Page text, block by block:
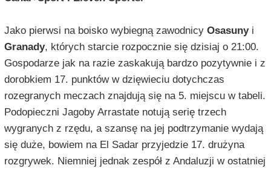
Jako pierwsi na boisko wybiegną zawodnicy Osasunyi
Granady, których starcie rozpocznie się dzisiaj o 21:00.
Gospodarze jak na razie zaskakują bardzo pozytywnie i z
dorobkiem 17. punktów w dzięwieciu dotychczas
rozegranych meczach znajdują się na 5. miejscu w tabeli.
Podopieczni Jagoby Arrastate notują serię trzech
wygranych z rzędu, a szansę na jej podtrzymanie wydają
się duże, bowiem na El Sadar przyjedzie 17. drużyna
rozgrywek. Niemniej jednak zespół z Andaluzji w ostatniej